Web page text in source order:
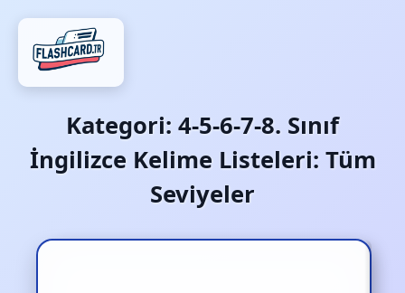
Kategori: 4-5-6-7-8. Sınıf
İngilizce Kelime Listeleri: Tüm
Seviyeler